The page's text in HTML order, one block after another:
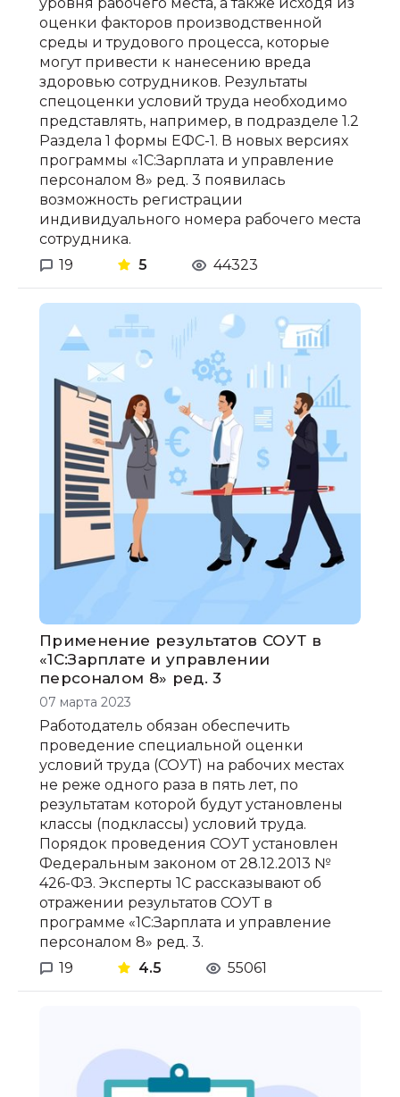
оценки факторов производственной
среды и трудового процесса, которые
могут привести к нанесению вреда
здоровью сотрудников. Результаты
спецоценки условий труда необходимо
представлять, например, в подразделе 1.2
Раздела 1 формы ЕФС-1. В новых версиях
программы «1С:Зарплата и управление
персоналом 8» ред. 3 появилась
возможность регистрации
индивидуального номера рабочего места
сотрудника.
19
5 44323
Применение результатов СОУТ в
«1С:Зарплате и управлении
персоналом 8» ред. 3
07 марта 2023
Работодатель обязан обеспечить
проведение специальной оценки
условий труда (СОУТ) на рабочих местах
не реже одного раза в пять лет, по
результатам которой будут установлены
классы (подклассы) условий труда.
Порядок проведения СОУТ установлен
Федеральным законом от 28.12.2013 №
426-ФЗ. Эксперты 1С рассказывают об
отражении результатов СОУТ в
программе «1С:Зарплата и управление
персоналом 8» ред. 3.
19
4.5 55061